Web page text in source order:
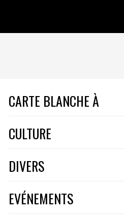
CARTE BLANCHE À
CULTURE
DIVERS
EVÉNEMENTS